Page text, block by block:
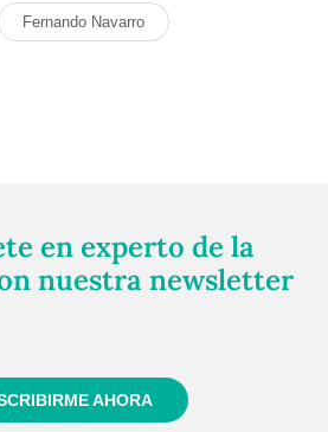
Fernando Navarro
en experto de la
nuestra newsletter
AHORA